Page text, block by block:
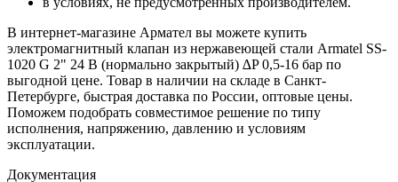
В интернет-магазине Армател вы можете купить
электромагнитный клапан из нержавеющей стали Armatel SS-
1020 G 2" 24 В (нормально закрытый) ∆P 0,5-16 бар по
выгодной цене. Товар в наличии на складе в Санкт-
Петербурге, быстрая доставка по России, оптовые цены.
Поможем подобрать совместимое решение по типу
исполнения, напряжению, давлению и условиям
эксплуатации.
Документация